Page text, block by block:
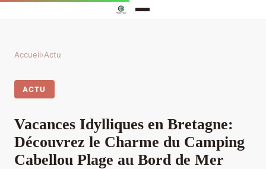
Accueil›Actu
ACTU
Vacances Idylliques en Bretagne:
Découvrez le Charme du Camping
Cabellou Plage au Bord de Mer